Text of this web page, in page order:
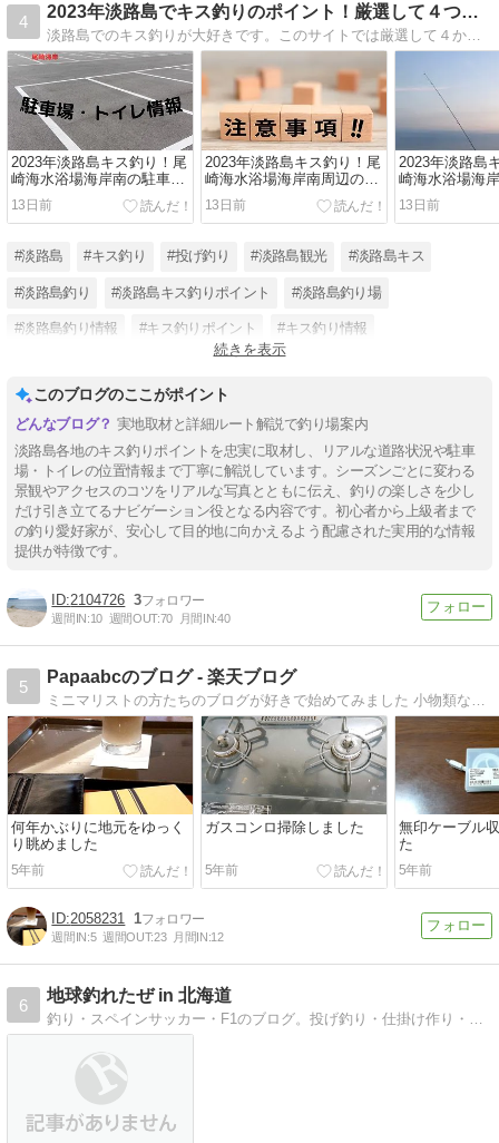
4
2023年淡路島でキス釣りのポイント！厳選して４つご紹介！
淡路島でのキス釣りが大好きです。このサイトでは厳選して４か所を詳細にご紹介します。安全で楽しくキス釣りができる場所を、行き方・ポイント・駐車場などの情報を発信します。また随時最新情報に更新していきますので、ぜひご覧ください！
2023年淡路島キス釣り！尾
崎海水浴場海岸南の駐車
場・トイレの位置を解説！
13日前
2023年淡路島キス釣り！尾
崎海水浴場海岸南周辺の注
意事項を解説！
13日前
2023年淡路島
崎海水浴場海
めポイントと
説！
13日前
#淡路島 #キス釣り #投げ釣り #淡路島観光 #淡路島キス
#淡路島釣り #淡路島キス釣りポイント #淡路島釣り場
#淡路島釣り情報 #キス釣りポイント #キス釣り情報
続きを表示
このブログのここがポイント
実地取材と詳細ルート解説で釣り場案内
淡路島各地のキス釣りポイントを忠実に取材し、リアルな道路状況や駐車
場・トイレの位置情報まで丁寧に解説しています。シーズンごとに変わる
景観やアクセスのコツをリアルな写真とともに伝え、釣りの楽しさを少し
だけ引き立てるナビゲーション役となる内容です。初心者から上級者まで
の釣り愛好家が、安心して目的地に向かえるよう配慮された実用的な情報
提供が特徴です。
2104726 3
週間IN:10 週間OUT:70 月間IN:40
5
Papaabcのブログ - 楽天ブログ
何年かぶりに地元をゆっく
り眺めました
5年前
ガスコンロ掃除しました
5年前
無印ケーブル
た
5年前
2058231 1
週間IN:5 週間OUT:23 月間IN:12
6
地球釣れたぜ in 北海道